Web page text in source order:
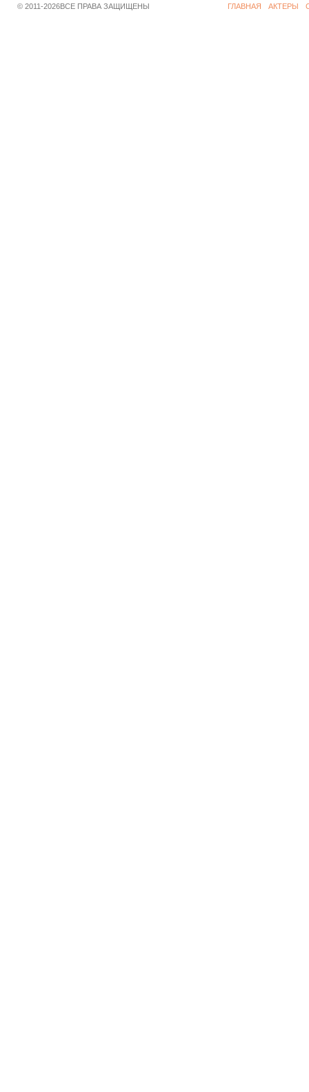
© 2011-2026ВСЕ ПРАВА ЗАЩИЩЕНЫ ГЛАВНАЯ АКТЕРЫ